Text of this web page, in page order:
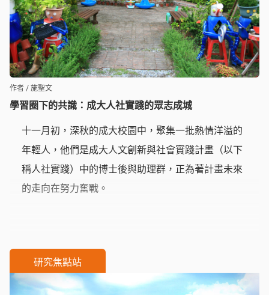
學習圈下的共識：成大人社實踐的眾志成城
作者 / 施聖文
十一月初，深秋的成大校園中，聚集一批熱情洋溢的
年輕人，他們是成大人文創新與社會實踐計畫（以下
稱人社實踐）中的博士後與助理群，正為著計畫未來
的走向在努力奮戰。
研究焦點站